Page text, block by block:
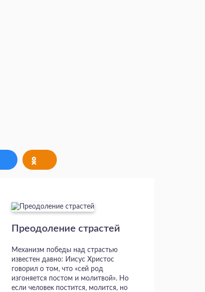
Преодоление страстей
Механизм победы над страстью
известен давно: Иисус Христос
говорил о том, что «сей род
изгоняется постом и молитвой». Но
если человек постится, молится, но